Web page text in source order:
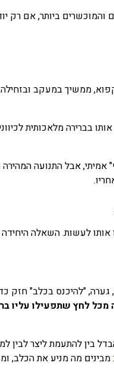
והמוכשרים ביותר, אם
ממשיך במעקב
בברירה מלאכותית
אמיתי, אבל התנועה
לעשות. השאלה היחידה
"להיכנס בכלב" חזק
מכל לחץ שתפעילו עליו
בין להתעמת ליצר
: מבינים מה מניע את הכלב,